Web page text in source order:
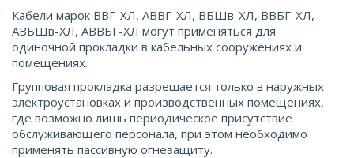
Кабели марок ВВГ-ХЛ, АВВГ-ХЛ, ВБШв-ХЛ, ВВБГ-ХЛ,
АВБШв-ХЛ, АВВБГ-ХЛ могут применяться для
одиночной прокладки в кабельных сооружениях и
помещениях.
Групповая прокладка разрешается только в наружных
электроустановках и производственных помещениях,
где возможно лишь периодическое присутствие
обслуживающего персонала, при этом необходимо
применять пассивную огнезащиту.